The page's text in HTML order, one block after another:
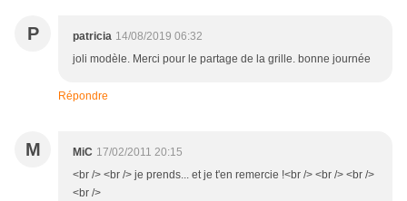
P patricia 14/08/2019 06:32
joli modèle. Merci pour le partage de la grille. bonne journée
Répondre
M MiC 17/02/2011 20:15
<br /> <br /> je prends... et je t'en remercie !<br /> <br /> <br />
<br />